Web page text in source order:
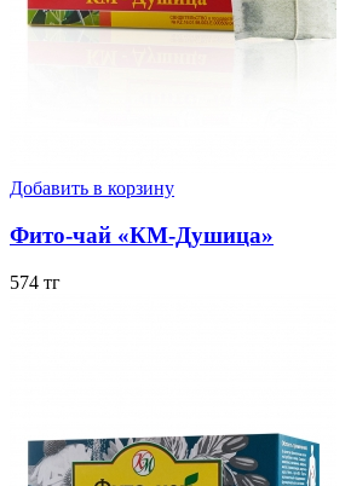
Добавить в корзину
Фито-чай «КМ-Душица»
574 тг